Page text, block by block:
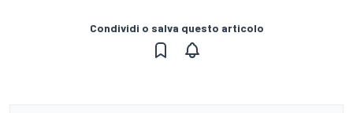
Condividi o salva questo articolo